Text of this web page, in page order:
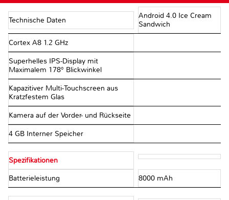
Technische Daten
Android 4.0 Ice Cream
Sandwich
Cortex A8 1.2 GHz
Superhelles IPS-Display mit
Maximalem 178° Blickwinkel
Kapazitiver Multi-Touchscreen aus
Kratzfestem Glas
Kamera auf der Vorder- und Rückseite
4 GB Interner Speicher
Spezifikationen
Batterieleistung 8000 mAh